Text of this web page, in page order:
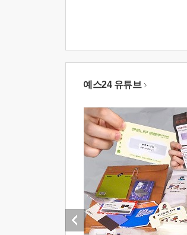
예스24 유튜브